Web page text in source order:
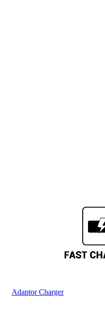
Adaptor Charger